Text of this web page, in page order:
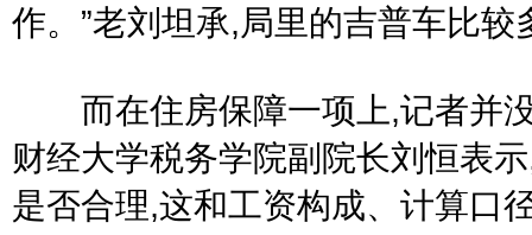
作。”老刘坦承,局里的吉普车比
而在住房保障一项上,记者并没
财经大学税务学院副院长刘恒表
是否合理,这和工资构成、计算口